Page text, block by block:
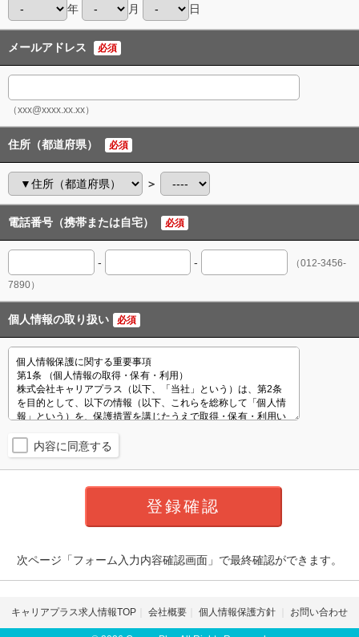
年 月 日
メールアドレス 必須
（xxx@xxxx.xx.xx）
住所（都道府県） 必須
＞
電話番号（携帯または自宅） 必須
- -
（012-3456-
7890）
個人情報の取り扱い 必須
内容に同意する
次ページ「フォーム入力内容確認画面」で最終確認ができます。
キャリアプラス求人情報TOP 会社概要 個人情報保護方針 お問い合わせ